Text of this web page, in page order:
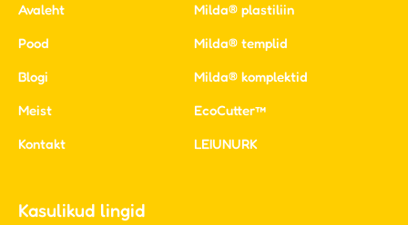
Avaleht
Pood
Blogi
Meist
Kontakt
Milda® plastiliin
Milda® templid
Milda® komplektid
EcoCutter™
LEIUNURK
Kasulikud lingid